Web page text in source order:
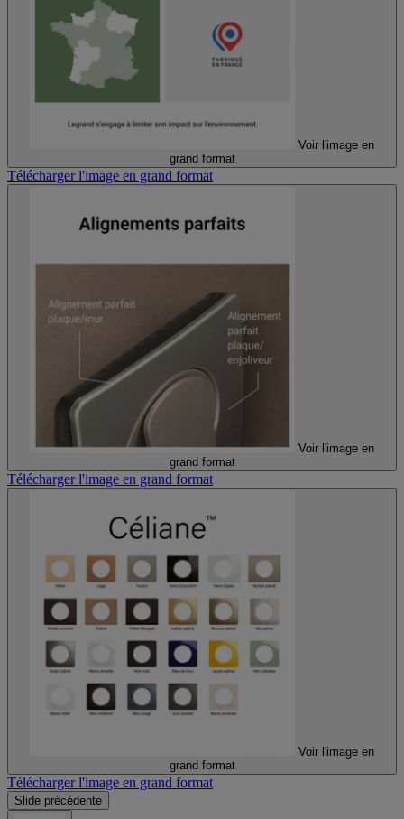
Voir l'image en
grand format
Télécharger l'image en grand format
Voir l'image en
grand format
Télécharger l'image en grand format
Voir l'image en
grand format
Télécharger l'image en grand format
Slide précédente